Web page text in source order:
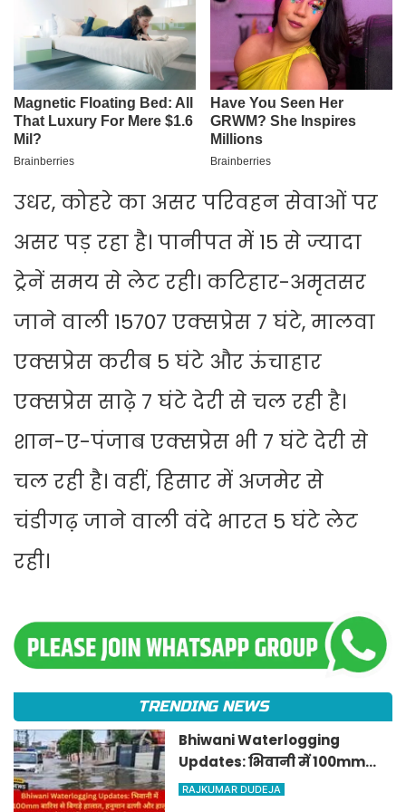
उधर, कोहरे का असर परिवहन सेवाओं पर
असर पड़ रहा है। पानीपत में 15 से ज्यादा
ट्रेनें समय से लेट रही। कटिहार-अमृतसर
जाने वाली 15707 एक्सप्रेस 7 घंटे, मालवा
एक्सप्रेस करीब 5 घंटे और ऊंचाहार
एक्सप्रेस साढ़े 7 घंटे देरी से चल रही है।
शान-ए-पंजाब एक्सप्रेस भी 7 घंटे देरी से
चल रही है। वहीं, हिसार में अजमेर से
चंडीगढ़ जाने वाली वंदे भारत 5 घंटे लेट
रही।
TRENDING NEWS
Bhiwani Waterlogging
Updates: भिवानी में 100mm
बारिश से बिगड़े हालात, हनुमान
RAJKUMAR DUDEJA